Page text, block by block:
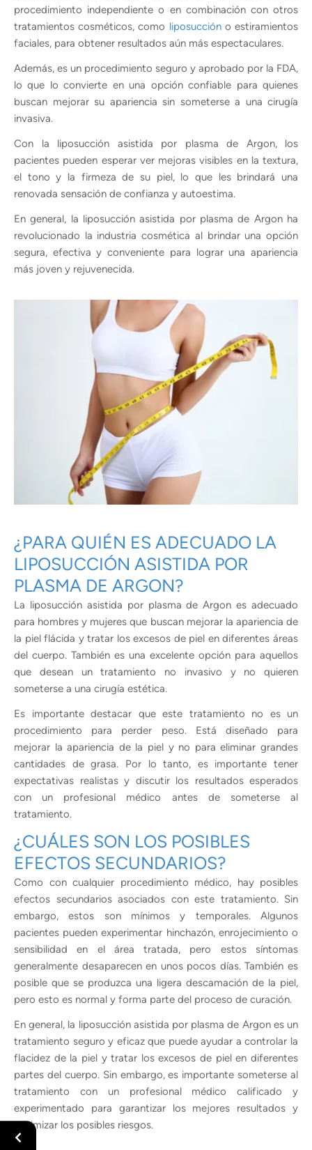
procedimiento independiente o en combinación con otros
tratamientos cosméticos, como liposuccióno estiramientos
faciales, para obtener resultados aún más espectaculares.
Además, es un procedimiento seguro y aprobado por la FDA,
lo que lo convierte en una opción confiable para quienes
buscan mejorar su apariencia sin someterse a una cirugía
invasiva.
Con la liposucción asistida por plasma de Argon, los
pacientes pueden esperar ver mejoras visibles en la textura,
el tono y la firmeza de su piel, lo que les brindará una
renovada sensación de confianza y autoestima.
En general, la liposucción asistida por plasma de Argon ha
revolucionado la industria cosmética al brindar una opción
segura, efectiva y conveniente para lograr una apariencia
más joven y rejuvenecida.
¿PARA QUIÉN ES ADECUADO LA
LIPOSUCCIÓN ASISTIDA POR
PLASMA DE ARGON?
La liposucción asistida por plasma de Argon es adecuado
para hombres y mujeres que buscan mejorar la apariencia de
la piel flácida y tratar los excesos de piel en diferentes áreas
del cuerpo. También es una excelente opción para aquellos
que desean un tratamiento no invasivo y no quieren
someterse a una cirugía estética.
Es importante destacar que este tratamiento no es un
procedimiento para perder peso. Está diseñado para
mejorar la apariencia de la piel y no para eliminar grandes
cantidades de grasa. Por lo tanto, es importante tener
expectativas realistas y discutir los resultados esperados
con un profesional médico antes de someterse al
tratamiento.
¿CUÁLES SON LOS POSIBLES
EFECTOS SECUNDARIOS?
Como con cualquier procedimiento médico, hay posibles
efectos secundarios asociados con este tratamiento. Sin
embargo, estos son mínimos y temporales. Algunos
pacientes pueden experimentar hinchazón, enrojecimiento o
sensibilidad en el área tratada, pero estos síntomas
generalmente desaparecen en unos pocos días. También es
posible que se produzca una ligera descamación de la piel,
pero esto es normal y forma parte del proceso de curación.
En general, la liposucción asistida por plasma de Argon es un
tratamiento seguro y eficaz que puede ayudar a controlar la
flacidez de la piel y tratar los excesos de piel en diferentes
partes del cuerpo. Sin embargo, es importante someterse al
tratamiento con un profesional médico calificado y
experimentado para garantizar los mejores resultados y
minimizar los posibles riesgos.